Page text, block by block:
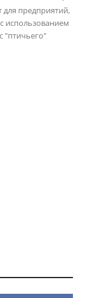
для предприятий,
использованием
"птичьего"